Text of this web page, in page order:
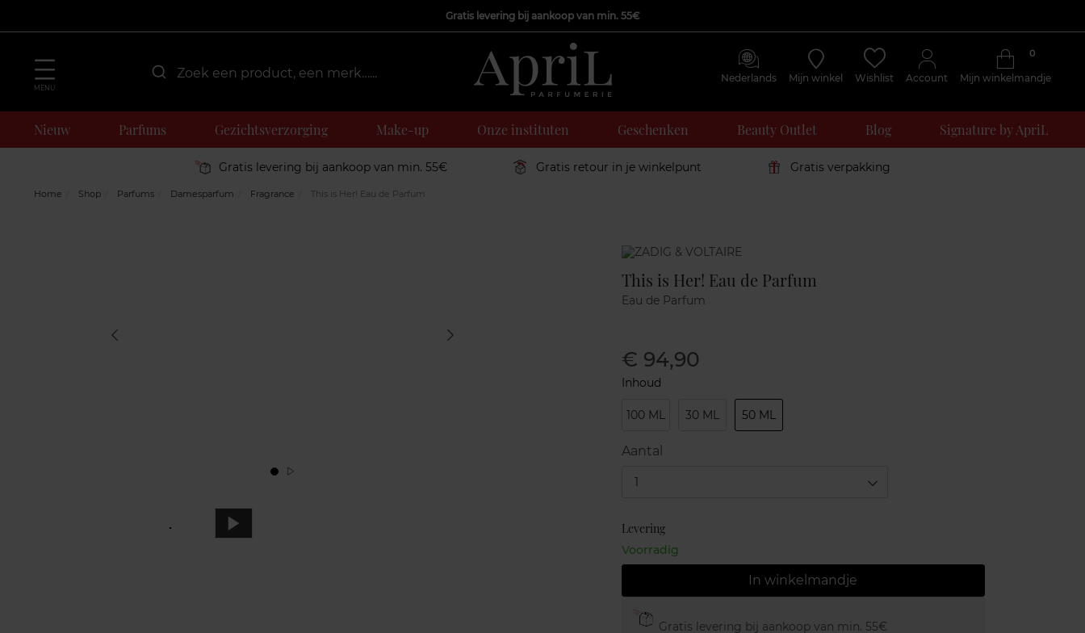
Gratis levering bij aankoop van min. 55€
MENU
Nederlands Mijn winkel Wishlist Account Mijn winkelmandje
0
Nieuw Parfums Gezichtsverzorging Make-up Onze instituten Geschenken Beauty Outlet Blog Signature by ApriL
Gratis levering bij aankoop van min. 55€ Gratis retour in je winkelpunt Gratis verpakking
Home Shop Parfums Damesparfum Fragrance This is Her! Eau de Parfum
Marque
This is Her! Eau de Parfum
Eau de Parfum
€ 94,90
Inhoud
100 ML 30 ML 50 ML
Aantal
1
Levering
Voorradig
In winkelmandje
Gratis levering bij aankoop van min. 55€